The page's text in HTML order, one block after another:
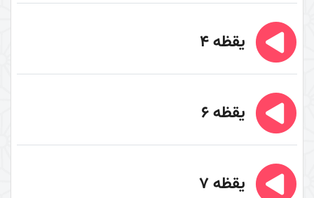
نگرشی دیگر به قرآن (کتاب + کتاب صوتی)
راهنما شناسی
اهل‌البیت (علیهم السلام) در قرآن
تفسیر آیۀ وسیله
یقظه 4
یقظه 6
یقظه 7